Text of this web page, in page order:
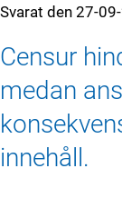
Svarat den27-
Censur
medan
innehåll.